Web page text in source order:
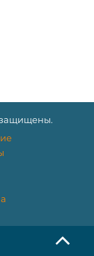
защищены.